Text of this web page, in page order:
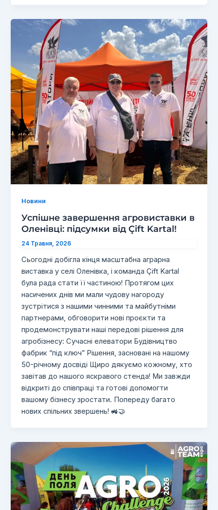
Новини
Успішне завершення агровиставки в
Оленівці: підсумки від Çift Kartal!
24 Травня, 2026
Сьогодні добігла кінця масштабна аграрна
виставка у селі Оленівка, і команда Çift Kartal
була рада стати її частиною! Протягом цих
насичених днів ми мали чудову нагороду
зустрітися з нашими чинними та майбутніми
партнерами, обговорити нові проєкти та
продемонструвати наші передові рішення для
агробізнесу: Сучасні елеватори Будівництво
фабрик “під ключ” Рішення, засновані на нашому
50-річному досвіді Щиро дякуємо кожному, хто
завітав до нашого яскравого стенда! Ми завжди
відкриті до співпраці та готові допомогти
вашому бізнесу зростати. Попереду багато
нових спільних звершень! 🚜🤝